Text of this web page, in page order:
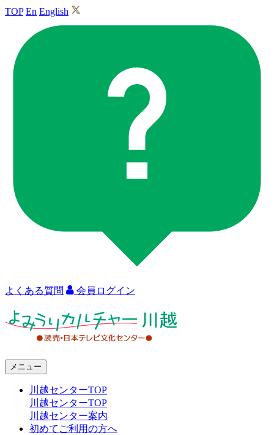
TOP En English
よくある質問 会員ログイン
メニュー
川越センターTOP
川越センターTOP
川越センター案内
初めてご利用の方へ